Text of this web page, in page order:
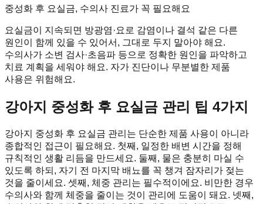
중성화 후 요실금, 수의사 진료가 꼭 필요해요
요실금이 지속되면 방광염·요로 감염이나 결석 같은 다른
원인이 함께 있을 수 있어서, 그대로 두지 말아야 해요.
수의사가 소변 검사·초음파 등으로 정확한 원인을 파악하고
치료 계획을 세워야 해요. 자가 진단이나 무분별한 제품
사용은 위험해요.
강아지 중성화 후 요실금 관리 팁 4가지
강아지 중성화 후 요실금 관리는 단순한 제품 사용이 아니라
종합적인 접근이 필요해요. 첫째, 일정한 배변 시간을 정해
규칙적인 생활 리듬을 만드세요. 둘째, 물은 충분히 마실 수
있도록 하되, 자기 전 마지막 배뇨를 꼭 챙겨 잠자리가 젖는
것을 줄이세요. 셋째, 체중 관리는 필수적이에요. 비만한 경우
수의사와 함께 체중을 줄이는 것이 관리에 도움이 돼요. 넷째,